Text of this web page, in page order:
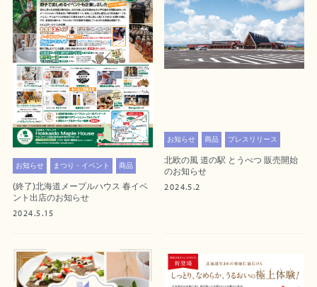
お知らせ まつり・イベント 商品
(終了)北海道メープルハウス 春イベ
ント出店のお知らせ
2024.5.15
お知らせ 商品 プレスリリース
北欧の風 道の駅 とうべつ 販売開始
のお知らせ
2024.5.2